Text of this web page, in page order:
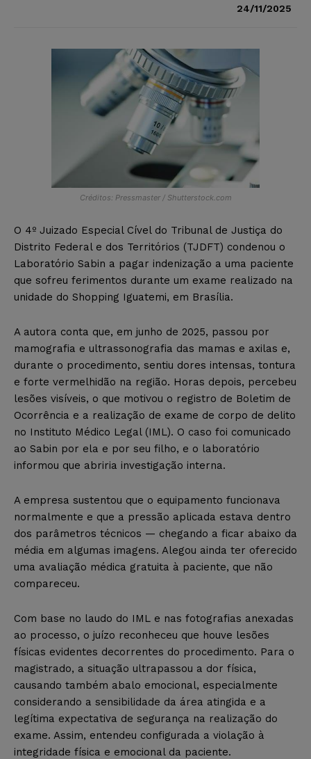
24/11/2025
Créditos: Pressmaster / Shutterstock.com
O 4º Juizado Especial Cível do Tribunal de Justiça do
Distrito Federal e dos Territórios (TJDFT) condenou o
Laboratório Sabin a pagar indenização a uma paciente
que sofreu ferimentos durante um exame realizado na
unidade do Shopping Iguatemi, em Brasília.
A autora conta que, em junho de 2025, passou por
mamografia e ultrassonografia das mamas e axilas e,
durante o procedimento, sentiu dores intensas, tontura
e forte vermelhidão na região. Horas depois, percebeu
lesões visíveis, o que motivou o registro de Boletim de
Ocorrência e a realização de exame de corpo de delito
no Instituto Médico Legal (IML). O caso foi comunicado
ao Sabin por ela e por seu filho, e o laboratório
informou que abriria investigação interna.
A empresa sustentou que o equipamento funcionava
normalmente e que a pressão aplicada estava dentro
dos parâmetros técnicos — chegando a ficar abaixo da
média em algumas imagens. Alegou ainda ter oferecido
uma avaliação médica gratuita à paciente, que não
compareceu.
Com base no laudo do IML e nas fotografias anexadas
ao processo, o juízo reconheceu que houve lesões
físicas evidentes decorrentes do procedimento. Para o
magistrado, a situação ultrapassou a dor física,
causando também abalo emocional, especialmente
considerando a sensibilidade da área atingida e a
legítima expectativa de segurança na realização do
exame. Assim, entendeu configurada a violação à
integridade física e emocional da paciente.